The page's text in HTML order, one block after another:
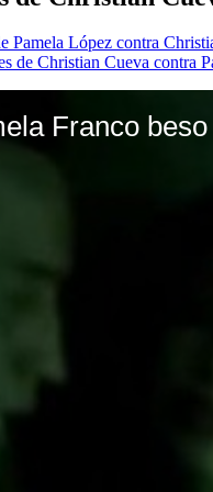
Pamela López contra
de Christian Cueva contra
Franco